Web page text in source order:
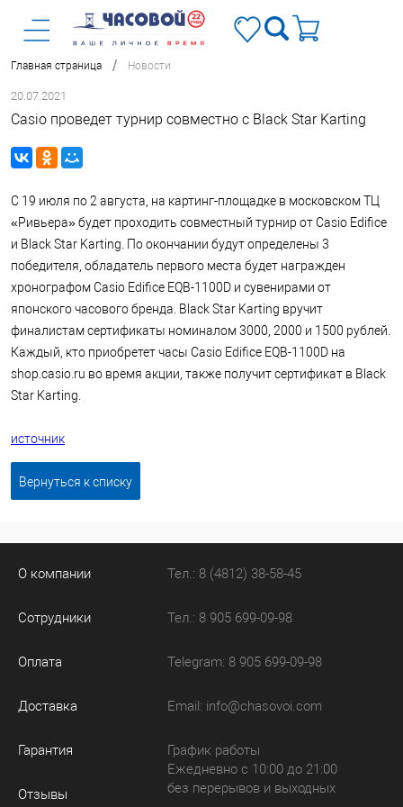
Главная страница / Новости
20.07.2021
Casio проведет турнир совместно с Black Star Karting
C 19 июля по 2 августа, на картинг-площадке в московском ТЦ
«Ривьера» будет проходить совместный турнир от Casio Edifice
и Black Star Karting. По окончании будут определены 3
победителя, обладатель первого места будет награжден
хронографом Casio Edifice EQB-1100D и сувенирами от
японского часового бренда. Black Star Karting вручит
финалистам сертификаты номиналом 3000, 2000 и 1500 рублей.
Каждый, кто приобретет часы Casio Edifice EQB-1100D на
shop.casio.ru во время акции, также получит сертификат в Black
Star Karting.
источник
Вернуться к списку
О компании
Сотрудники
Оплата
Доставка
Гарантия
Отзывы
Тел.: 8 (4812) 38-58-45
Тел.: 8 905 699-09-98
Telegram: 8 905 699-09-98
Email: info@chasovoi.com
График работы
Ежедневно с 10:00 до 21:00
без перерывов и выходных